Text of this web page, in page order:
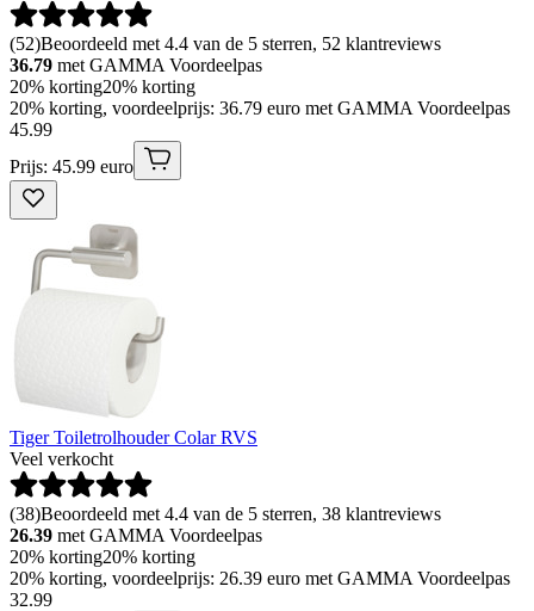
(52)Beoordeeld met 4.4 van de 5 sterren, 52 klantreviews
36.79 met GAMMA Voordeelpas
20% korting20% korting
20% korting, voordeelprijs: 36.79 euro met GAMMA Voordeelpas
45.99
Prijs: 45.99 euro
Tiger Toiletrolhouder Colar RVS
Veel verkocht
(38)Beoordeeld met 4.4 van de 5 sterren, 38 klantreviews
26.39 met GAMMA Voordeelpas
20% korting20% korting
20% korting, voordeelprijs: 26.39 euro met GAMMA Voordeelpas
32.99